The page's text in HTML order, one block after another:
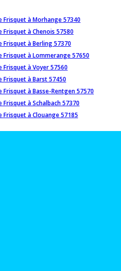
à Morhange 57340
à Chenois 57580
à Berling 57370
à Lommerange 57650
à Voyer 57560
à Barst 57450
à Basse-Rentgen 57570
à Schalbach 57370
à Clouange 57185